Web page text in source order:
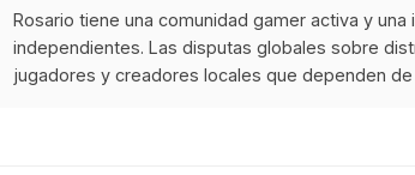
Rosario tiene una comunidad gamer activa y
independientes. Las disputas globales sobre
jugadores y creadores locales que dependen